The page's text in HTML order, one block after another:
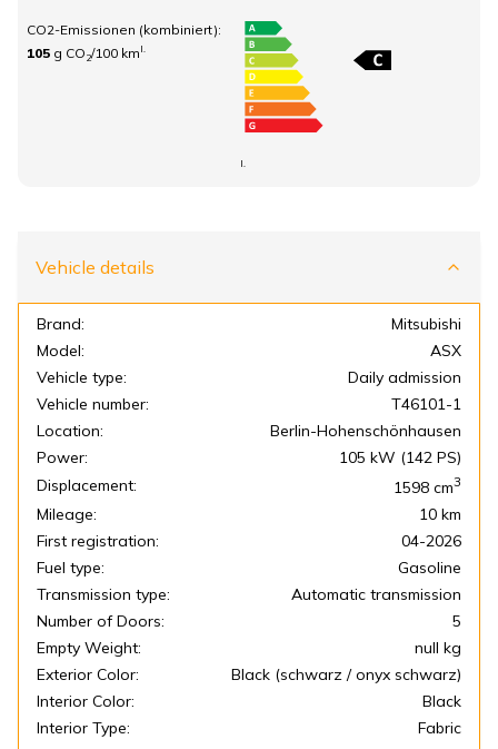
CO2-Emissionen (kombiniert):
105 g CO 2/100 km I.
I.
Vehicle details
Brand:
Mitsubishi
Model:
ASX
Vehicle type:
Daily admission
Vehicle number:
T46101-1
Location:
Berlin-Hohenschönhausen
Power:
105 kW (142 PS)
Displacement:
1598 cm3
Mileage:
10 km
First registration:
04-2026
Fuel type:
Gasoline
Transmission type:
Automatic transmission
Number of Doors:
5
Empty Weight:
null kg
Exterior Color:
Black (schwarz / onyx schwarz)
Interior Color:
Black
Interior Type:
Fabric